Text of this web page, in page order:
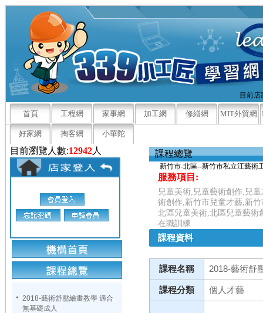
目前
首頁 工程網 家事網 加工網 修繕網 MIT外貿網
好家網 掏客網 小華陀
目前瀏覽人數:12942人
2018-藝術舒壓繪畫教學 適合
無基礎成人
課程總覽
新竹市-北區--新竹市私立江藝術
服務項目:
兒童美術,兒童藝術創作,兒
術創作,新竹市兒童才藝,新
北區兒童美術,北區兒童藝術
在職訓練
課程資料
課程名稱 2018-藝術舒
課程分類 個人才藝